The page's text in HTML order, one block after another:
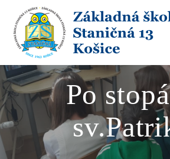
to
content
Po